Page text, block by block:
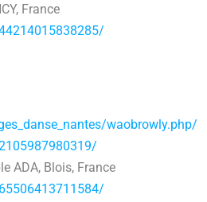
France
waobrowly.php/
ADA, Blois, France